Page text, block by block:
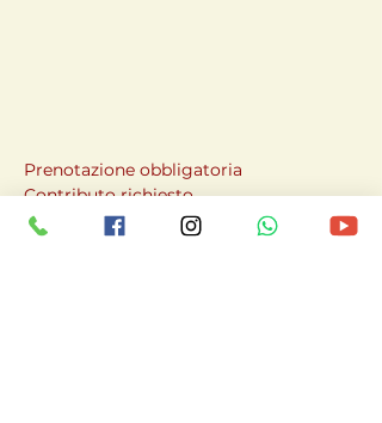
Prenotazione obbligatoria
Contributo richiesto
Per informazioni e prenotazioni: